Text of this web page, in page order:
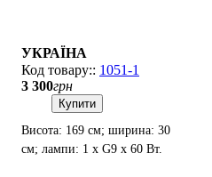
УКРАЇНА
1051-1
3 300грн
Купити
Висота: 169 см; ширина: 30
см; лампи: 1 х G9 х 60 Вт.